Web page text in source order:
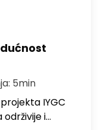
5min
IYGC
i…